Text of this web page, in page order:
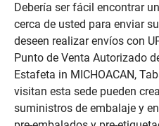
Debería ser fácil encontrar
cerca de usted para enviar
deseen realizar envíos con
Punto de Venta Autorizado
Estafeta in MICHOACAN,
visitan esta sede pueden
suministros de embalaje y